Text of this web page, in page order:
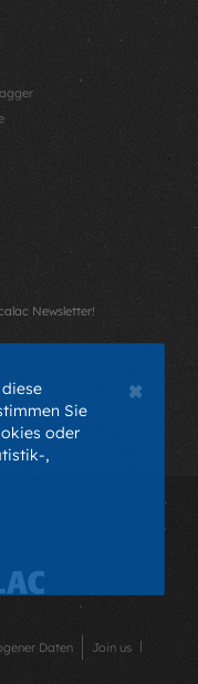
Newsletter!
Daten
Join us
×
Sie
oder
,